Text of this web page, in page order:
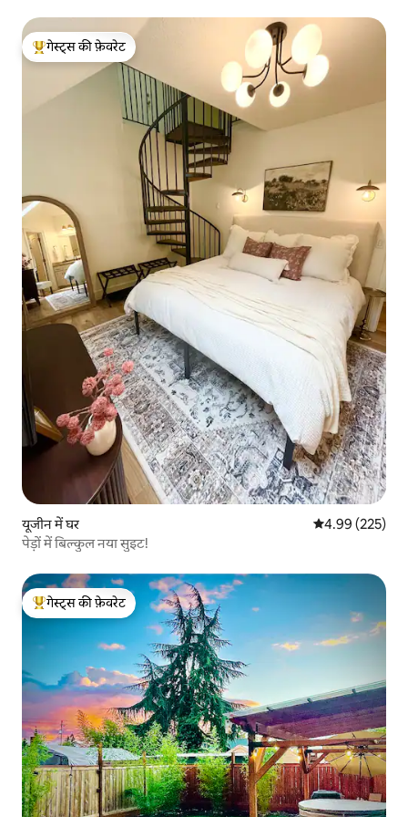
गेस्ट्स का टॉप फ़ेवरेट
गेस्ट्स की फ़ेवरेट
यूजीन में घर औसत रेटिंग 5 में से
4.99 (225)
पेड़ों में बिल्कुल नया सुइट!
गेस्ट्स का टॉप फ़ेवरेट
गेस्ट्स की फ़ेवरेट